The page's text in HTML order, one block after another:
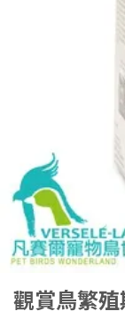
觀賞鳥繁